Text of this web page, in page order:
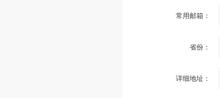
常用邮箱：
省份：
详细地址：